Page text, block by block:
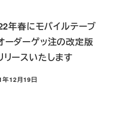
年春にモバイルテーブ
ーダーゲッ注の改定版
リースいたします
年12月19日